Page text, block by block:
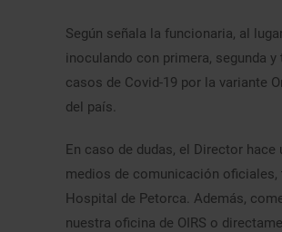
Según señala la funcionaria, al
inoculando con primera, segunda
casos de Covid-19 por la variante
del país.
En caso de dudas, el Director
medios de comunicación oficiales,
Hospital de Petorca. Además,
nuestra oficina de OIRS o